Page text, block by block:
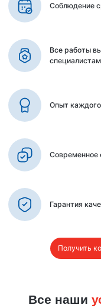
Соблюдение
Все работы
Опыт каждого
Современное
Гарантия
Получить
Все наши